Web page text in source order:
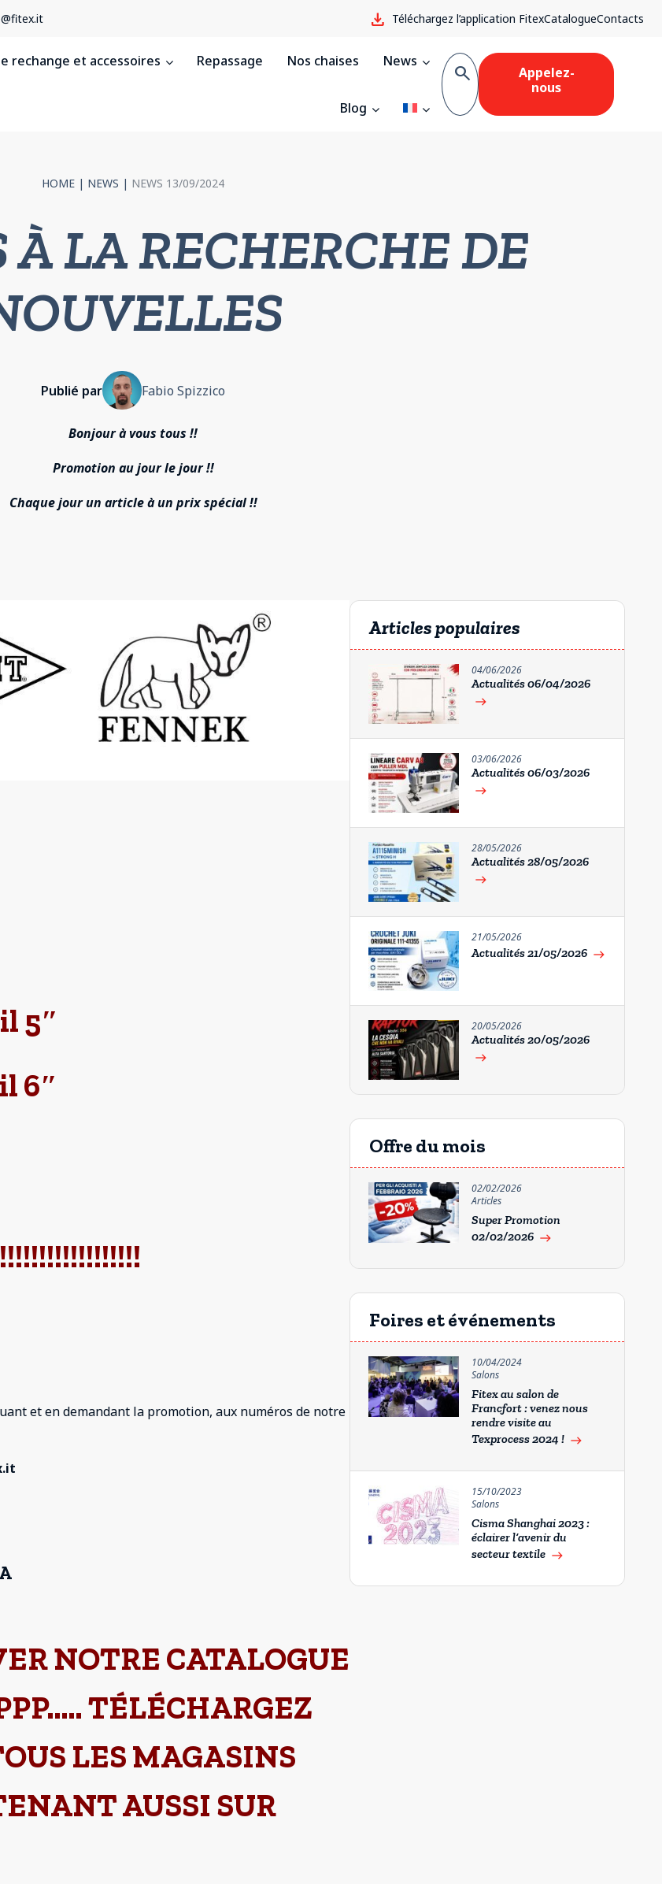
download Téléchargez l’application FitexCatalogueContacts
rechange et accessoires Repassage Nos chaises News
Blog
search
Appelez-
nous
HOME | NEWS | NEWS 13/09/2024
À LA RECHERCHE DE
Publié par Fabio Spizzico
Bonjour à vous tous !!
Promotion au jour le jour !!
Chaque jour un article à un prix spécial !!
5″
6″
et en demandant la promotion, aux numéros de notre
NOTRE CATALOGUE
TÉLÉCHARGEZ
LES MAGASINS
AUSSI SUR
Articles populaires
04/06/2026
Actualités 06/04/2026
east
03/06/2026
Actualités 06/03/2026
east
28/05/2026
Actualités 28/05/2026
east
21/05/2026
Actualités 21/05/2026 east
20/05/2026
Actualités 20/05/2026
east
Offre du mois
02/02/2026
Articles
Super Promotion
02/02/2026 east
Foires et événements
10/04/2024
Salons
Fitex au salon de
Francfort : venez nous
rendre visite au
Texprocess 2024 ! east
15/10/2023
Salons
Cisma Shanghai 2023 :
éclairer l’avenir du
secteur textile east